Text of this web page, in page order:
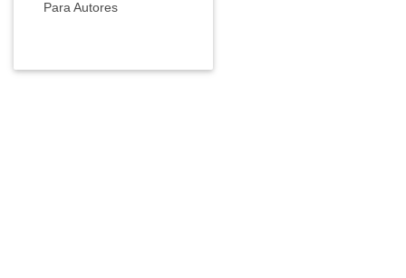
Para Autores